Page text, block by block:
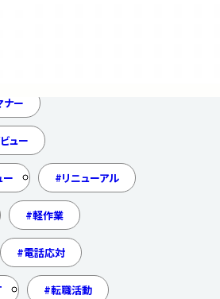
ナー
ュー
ー リニューアル
軽作業
電話応対
転職活動